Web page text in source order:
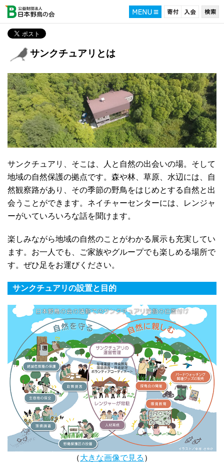
サンクチュアリとは
サンクチュアリ、そこは、人と自然の出会いの場。そして
地域の自然保護の拠点です。森や林、草原、水辺には、自
然観察路があり、その季節の野鳥をはじめとする自然と出
会うことができます。ネイチャーセンターには、レンジャ
ーがいていろいろな話を聞けます。
楽しみながら地域の自然のことがわかる展示も充実してい
ます。お一人でも、ご家族やグループでも楽しめる場所で
す。ぜひ足をお運びください。
サンクチュアリの設置と目的
（大きな画像で見る ）